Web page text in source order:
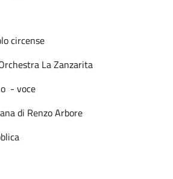
circense
La Zanzarita
- voce
di Renzo Arbore